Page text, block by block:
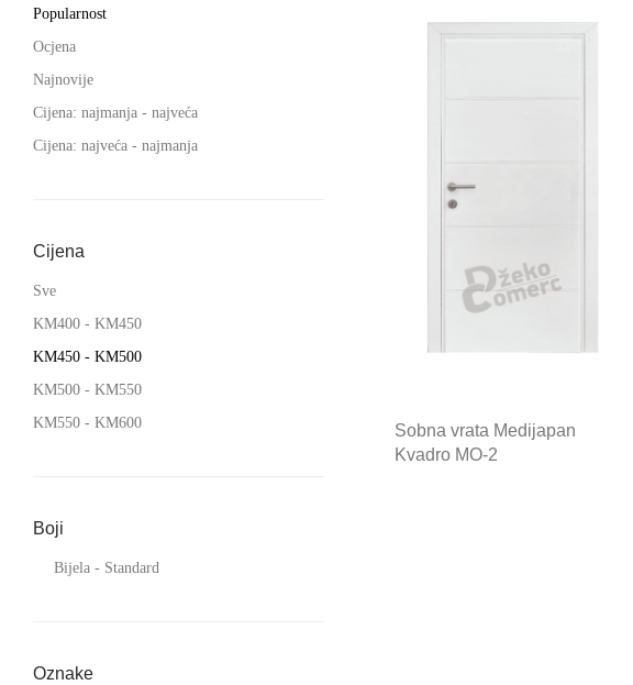
Popularnost
Ocjena
Najnovije
Cijena: najmanja - najveća
Cijena: najveća - najmanja
Cijena
Sve
KM400 - KM450
KM450 - KM500
KM500 - KM550
KM550 - KM600
Boji
Bijela - Standard
Oznake
Sobna vrata Medijapan
Kvadro MO-2